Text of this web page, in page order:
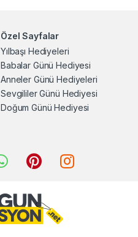
Özel Sayfalar
Yılbaşı Hediyeleri
Babalar Günü Hediyesi
Anneler Günü Hediyeleri
Sevgililer Günü Hediyesi
Doğum Günü Hediyesi